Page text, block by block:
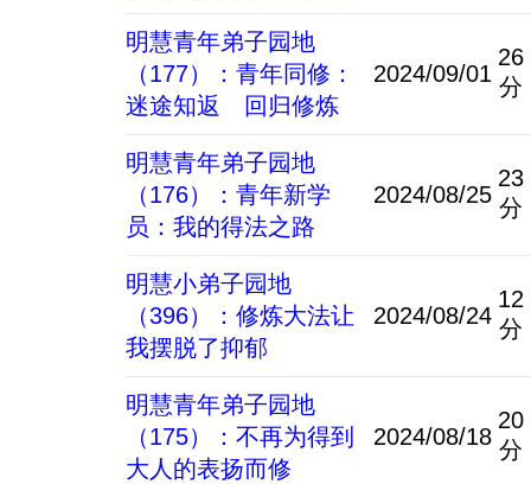
明慧青年弟子园地
（177）：青年同修：
迷途知返 回归修炼
2024/09/01
26
分
明慧青年弟子园地
（176）：青年新学
员：我的得法之路
2024/08/25
23
分
明慧小弟子园地
（396）：修炼大法让
我摆脱了抑郁
2024/08/24
12
分
明慧青年弟子园地
（175）：不再为得到
大人的表扬而修
2024/08/18
20
分